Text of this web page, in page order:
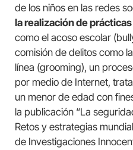
de los niños en las redes
la realización de
como el acoso escolar
comisión de delitos como
línea (grooming), un
por medio de Internet,
un menor de edad con
la publicación “La
Retos y estrategias
de Investigaciones